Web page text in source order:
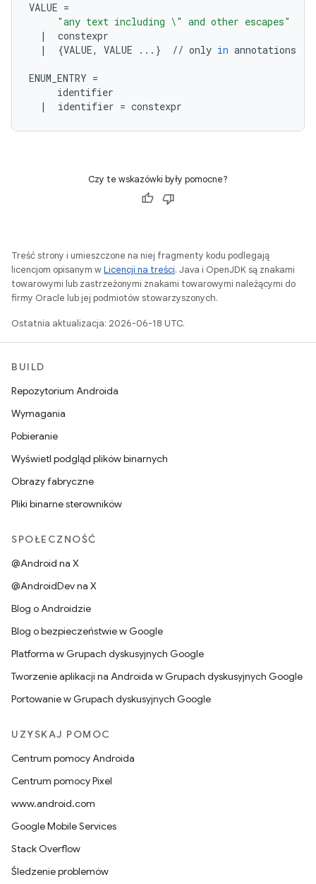
VALUE =
"any text including \" and other escapes"
|
constexpr
|
{VALUE, VALUE ... } // only in annotations
ENUM_ENTRY =
identifier
|
identifier = constexpr
Czy te wskazówki były pomocne?
Treść strony i umieszczone na niej fragmenty kodu podlegają
licencjom opisanym wLicencji na treści. Java i OpenJDK są znakami
towarowymi lub zastrzeżonymi znakami towarowymi należącymi do
firmy Oracle lub jej podmiotów stowarzyszonych.
Ostatnia aktualizacja: 2026-06-18 UTC.
BUILD
Repozytorium Androida
Wymagania
Pobieranie
Wyświetl podgląd plików binarnych
Obrazy fabryczne
Pliki binarne sterowników
SPOŁECZNOŚĆ
@Android na X
@AndroidDev na X
Blog o Androidzie
Blog o bezpieczeństwie w Google
Platforma w Grupach dyskusyjnych Google
Tworzenie aplikacji na Androida w Grupach dyskusyjnych Google
Portowanie w Grupach dyskusyjnych Google
UZYSKAJ POMOC
Centrum pomocy Androida
Centrum pomocy Pixel
www.android.com
Google Mobile Services
Stack Overflow
Śledzenie problemów